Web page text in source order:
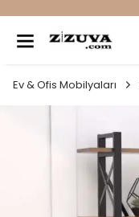
Ev & Ofis Mobilyaları